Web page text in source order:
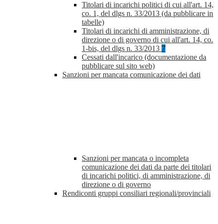
Titolari di incarichi politici di cui all'art. 14,
co. 1, del dlgs n. 33/2013 (da pubblicare in
tabelle)
Titolari di incarichi di amministrazione, di
direzione o di governo di cui all'art. 14, co.
1-bis, del dlgs n. 33/2013 7
Cessati dall'incarico (documentazione da
pubblicare sul sito web)
Sanzioni per mancata comunicazione dei dati
Sanzioni per mancata o incompleta
comunicazione dei dati da parte dei titolari
di incarichi politici, di amministrazione, di
direzione o di governo
Rendiconti gruppi consiliari regionali/provinciali